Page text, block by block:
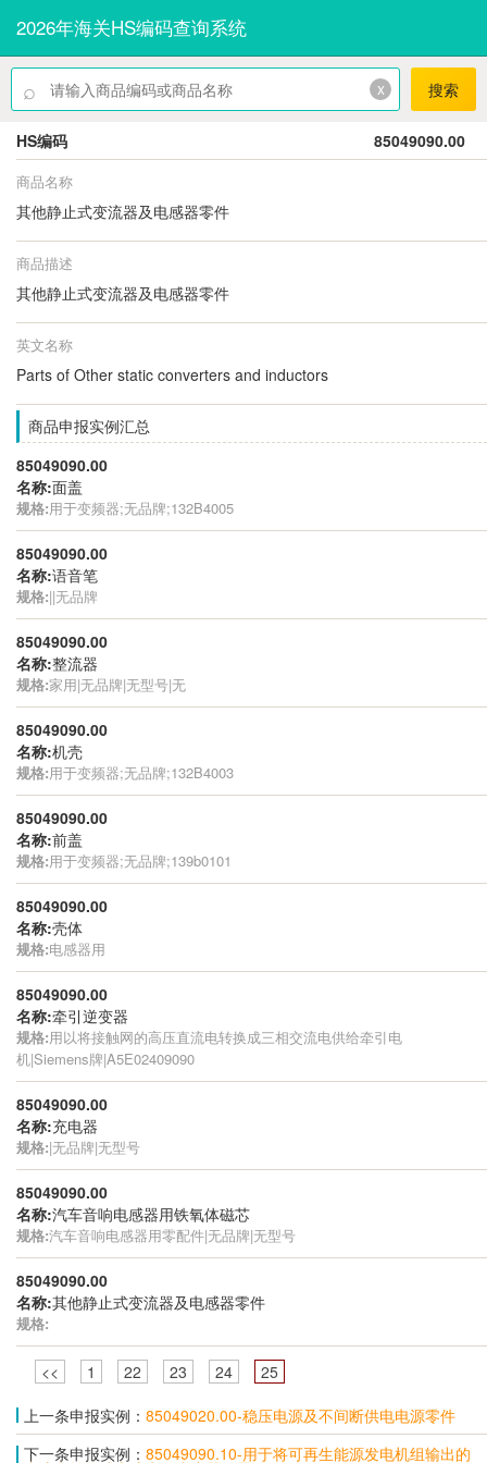
2026年海关HS编码查询系统
⌕ x 搜索
HS编码 85049090.00
商品名称
其他静止式变流器及电感器零件
商品描述
其他静止式变流器及电感器零件
英文名称
Parts of Other static converters and inductors
商品申报实例汇总
85049090.00
名称:面盖
规格:用于变频器;无品牌;132B4005
85049090.00
名称:语音笔
规格:||无品牌
85049090.00
名称:整流器
规格:家用|无品牌|无型号|无
85049090.00
名称:机壳
规格:用于变频器;无品牌;132B4003
85049090.00
名称:前盖
规格:用于变频器;无品牌;139b0101
85049090.00
名称:壳体
规格:电感器用
85049090.00
名称:牵引逆变器
规格:用以将接触网的高压直流电转换成三相交流电供给牵引电
机|Siemens牌|A5E02409090
85049090.00
名称:充电器
规格:|无品牌|无型号
85049090.00
名称:汽车音响电感器用铁氧体磁芯
规格:汽车音响电感器用零配件|无品牌|无型号
85049090.00
名称:其他静止式变流器及电感器零件
规格:
<< 1 22 23 24
25
上一条申报实例： 85049020.00-稳压电源及不间断供电电源零件
下一条申报实例： 85049090.10-用于将可再生能源发电机组输出的